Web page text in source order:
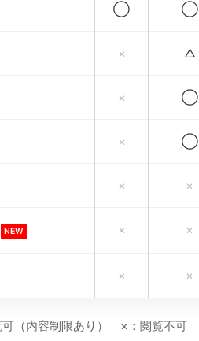
◯ ◯
× △
× ◯
× ◯
× ×
NEW × ×
× ×
内容制限あり） ×：閲覧不可